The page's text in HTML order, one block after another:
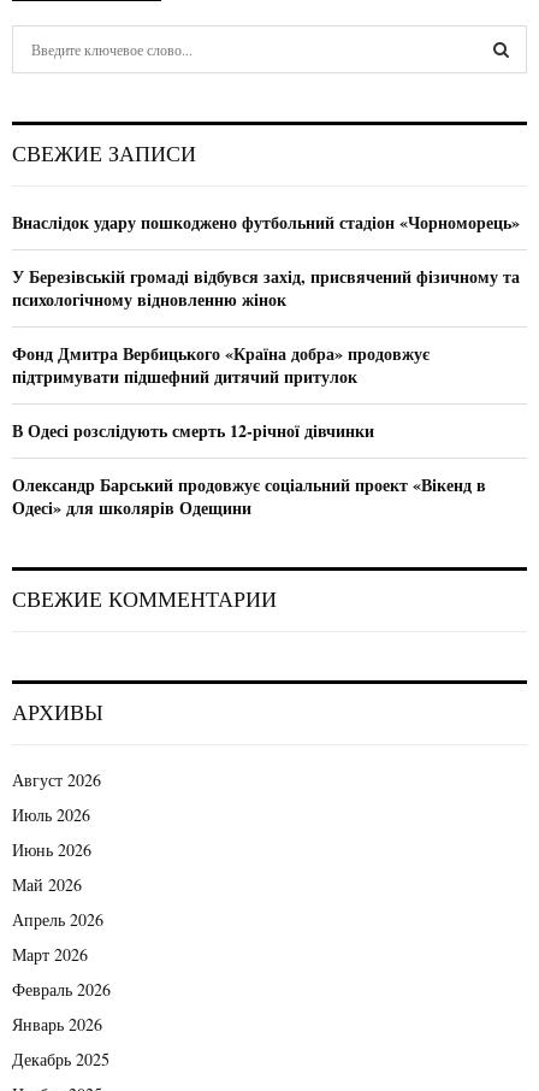
h
o
:
C
СВЕЖИЕ ЗАПИСИ
Внаслідок удару пошкоджено футбольний стадіон «Чорноморець»
У Березівській громаді відбувся захід, присвячений фізичному та
психологічному відновленню жінок
Фонд Дмитра Вербицького «Країна добра» продовжує
підтримувати підшефний дитячий притулок
В Одесі розслідують смерть 12-річної дівчинки
Олександр Барський продовжує соціальний проект «Вікенд в
Одесі» для школярів Одещини
СВЕЖИЕ КОММЕНТАРИИ
АРХИВЫ
Август 2026
Июль 2026
Июнь 2026
Май 2026
Апрель 2026
Март 2026
Февраль 2026
Январь 2026
Декабрь 2025